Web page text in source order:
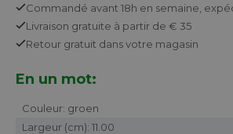
Commandé avant 18h en semaine,
Livraison gratuite à partir de € 35
Retour gratuit dans votre magasin
En un mot:
Couleur: groen
Largeur (cm): 11.00